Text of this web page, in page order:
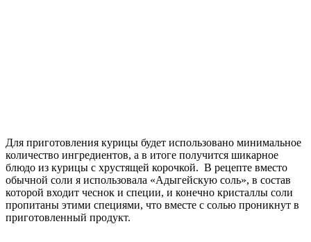
Для приготовления курицы будет использовано минимальное
количество ингредиентов, а в итоге получится шикарное
блюдо из курицы с хрустящей корочкой. В рецепте вместо
обычной соли я использовала «Адыгейскую соль», в состав
которой входит чеснок и специи, и конечно кристаллы соли
пропитаны этими специями, что вместе с солью проникнут в
приготовленный продукт.